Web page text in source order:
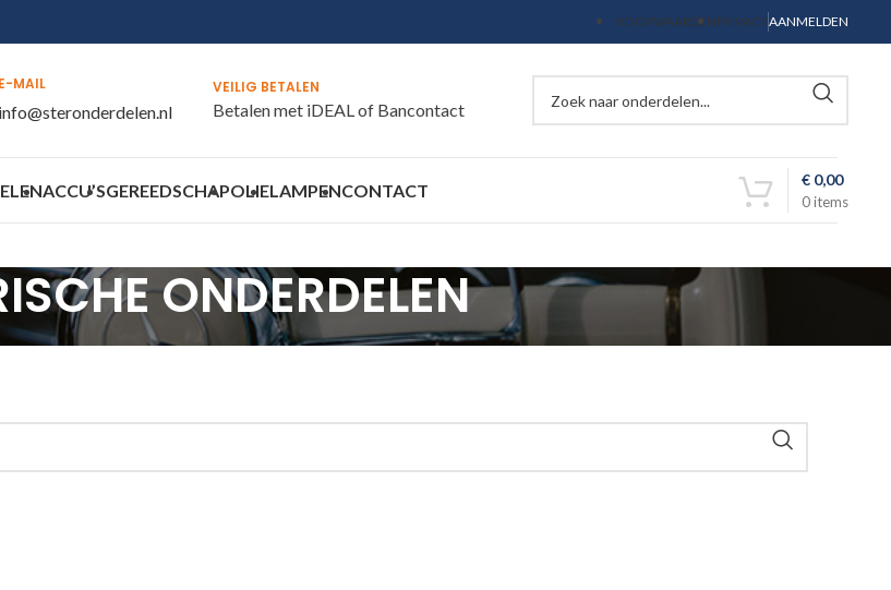
VOORWAARDENPRIVACYAANMELDEN
E-MAIL
info@steronderdelen.nl
VEILIG BETALEN
Betalen met iDEAL of Bancontact
ACCU’SGEREEDSCHAPOLIELAMPENCONTACT
0items
€ 0,00
ONDERDELEN